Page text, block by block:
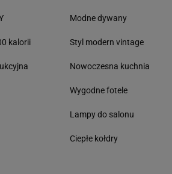
kalorii
Modne dywany
Styl modern vintage
Nowoczesna kuchnia
Wygodne fotele
Lampy do salonu
Ciepłe kołdry